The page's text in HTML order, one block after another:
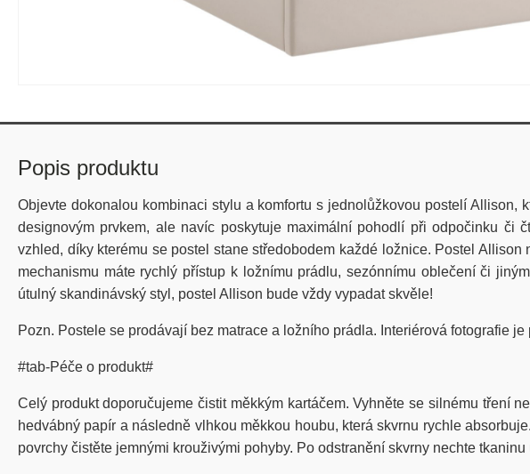
Popis produktu
Objevte dokonalou kombinaci stylu a komfortu s jednolůžkovou postelí
designovým prvkem, ale navíc poskytuje maximální pohodlí při odpočinku či
vzhled, díky kterému se postel stane středobodem každé ložnice. Postel
mechanismu máte rychlý přístup k ložnímu prádlu, sezónnímu oblečení či
útulný skandinávský styl, postel Allison bude vždy vypadat skvěle!
Pozn. Postele se prodávají bez matrace a ložního prádla. Interiérová fotografie je
#tab-Péče o produkt#
Celý produkt doporučujeme čistit měkkým kartáčem. Vyhněte se silnému tření
hedvábný papír a následně vlhkou měkkou houbu, která skvrnu rychle
povrchy čistěte jemnými krouživými pohyby. Po odstranění skvrny nechte